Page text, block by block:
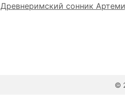
Древнеримский сонник
©